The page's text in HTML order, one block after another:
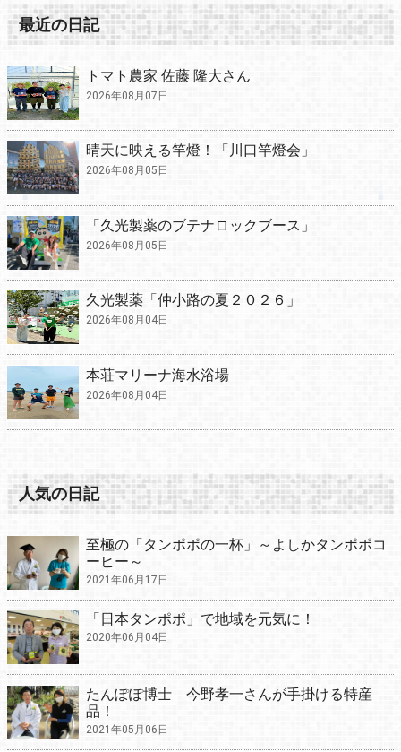
最近の日記
トマト農家 佐藤 隆大さん
2026年08月07日
晴天に映える竿燈！「川口竿燈会」
2026年08月05日
「久光製薬のブテナロックブース」
2026年08月05日
久光製薬「仲小路の夏２０２６」
2026年08月04日
本荘マリーナ海水浴場
2026年08月04日
人気の日記
至極の「タンポポの一杯」～よしかタンポポコ
ーヒー～
2021年06月17日
「日本タンポポ」で地域を元気に！
2020年06月04日
たんぽぽ博士 今野孝一さんが手掛ける特産
品！
2021年05月06日